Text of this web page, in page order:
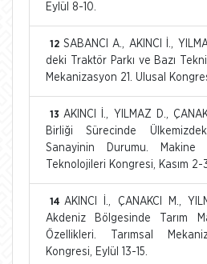
Eylül 8-10.
12 SABANCI A., AKINCI İ.,
deki Traktör Parkı ve Bazı
Mekanizasyon 21. Ulusal
13 AKINCI İ., YILMAZ D.,
Birliği Sürecinde
Sanayinin Durumu. Makine
Teknolojileri Kongresi, Kasım 2-
14 AKINCI İ., ÇANAKCI M.,
Akdeniz Bölgesinde Tarım
Özellikleri. Tarımsal
Kongresi, Eylül 13-15.